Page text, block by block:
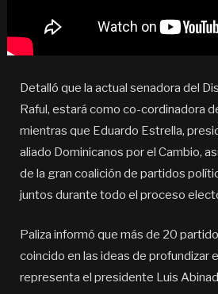
Detalló que la actual senadora del
Raful, estará como co-cordinadora
mientras que Eduardo Estrella,
aliado Dominicanos por el Cambio,
de la gran coalición de partidos
juntos durante todo el proceso
Paliza informó que más de 20
coincido en las ideas de profundizar
representa el presidente Luis